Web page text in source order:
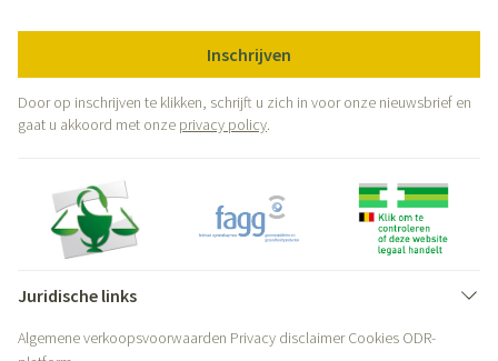
Inschrijven
Door op inschrijven te klikken, schrijft u zich in voor onze nieuwsbrief en
gaat u akkoord met onze privacy policy.
Juridische links
Algemene verkoopsvoorwaarden Privacy disclaimer Cookies ODR-